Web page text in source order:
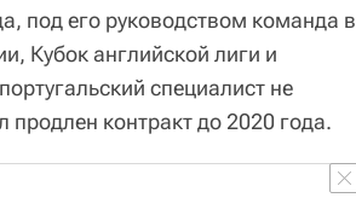
под его руководством команда в
Кубок английской лиги и
специалист не
контракт до 2020 года.